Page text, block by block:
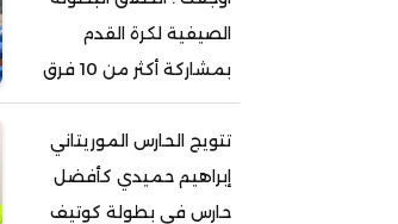
الصيفية لكرة القدم
بمشاركة أكثر من 10 فرق
تتويج الحارس الموريتاني
إبراهيم حميدي كأفضل
حارس في بطولة كوتيف